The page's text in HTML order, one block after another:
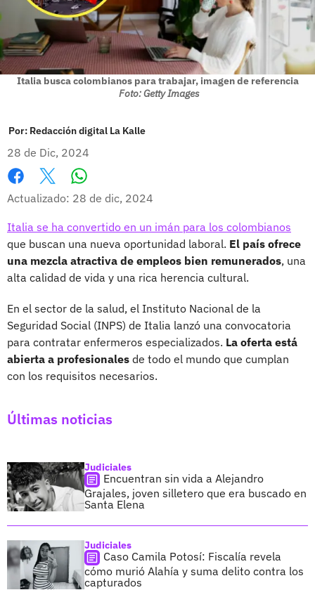
Italia busca colombianos para trabajar, imagen de referencia
Foto: Getty Images
Por: Redacción digital La Kalle
28 de Dic, 2024
Facebook
X
Actualizado: 28 de dic, 2024
Italia se ha convertido en un imán para los colombianos
que buscan una nueva oportunidad laboral. El país ofrece
una mezcla atractiva de empleos bien remunerados, una
alta calidad de vida y una rica herencia cultural.
En el sector de la salud, el Instituto Nacional de la
Seguridad Social (INPS) de Italia lanzó una convocatoria
para contratar enfermeros especializados. La oferta está
abierta a profesionales de todo el mundo que cumplan
con los requisitos necesarios.
Últimas noticias
Judiciales
Encuentran sin vida a Alejandro
Grajales, joven silletero que era buscado en
Santa Elena
Judiciales
Caso Camila Potosí: Fiscalía revela
cómo murió Alahía y suma delito contra los
capturados